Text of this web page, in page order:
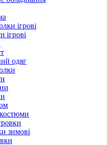
ігрові
ігрові
одяг
зимові